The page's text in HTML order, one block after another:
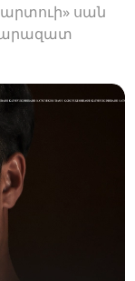
սան
հարազատ